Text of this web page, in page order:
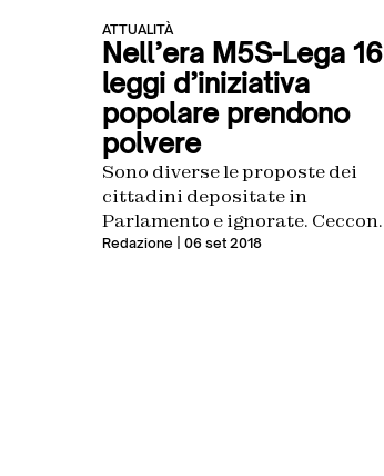
ATTUALITÀ
Nell’era M5S-Lega 16
leggi d’iniziativa
popolare prendono
polvere
Sono diverse le proposte dei
cittadini depositate in
Parlamento e ignorate. Cecconi
(ex 5 stelle) scrive a Fico e
Redazione | 06 set 2018